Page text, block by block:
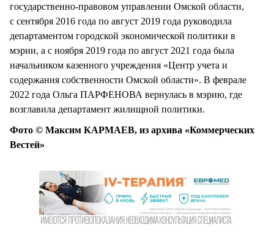
государственно-правовом управлении Омской области,
с сентября 2016 года по август 2019 года руководила
департаментом городской экономической политики в
мэрии, а с ноября 2019 года по август 2021 года была
начальником казенного учреждения «Центр учета и
содержания собственности Омской области». В феврале
2022 года Ольга ПАРФЕНОВА вернулась в мэрию, где
возглавила департамент жилищной политики.
Фото © Максим КАРМАЕВ, из архива «Коммерческих
Вестей»